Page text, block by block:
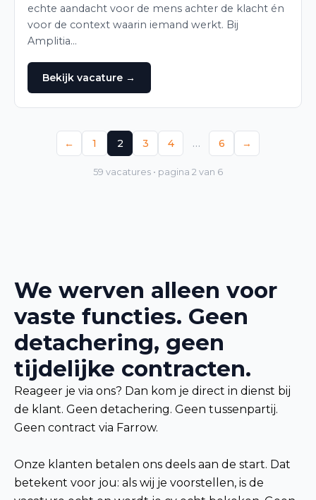
echte aandacht voor de mens achter de klacht én
voor de context waarin iemand werkt. Bij
Amplitia…
Bekijk vacature →
← 1 2 3 4 … 6 →
59 vacatures • pagina 2 van 6
We werven alleen voor
vaste functies. Geen
detachering, geen
tijdelijke contracten.
Reageer je via ons? Dan kom je direct in dienst bij
de klant. Geen detachering. Geen tussenpartij.
Geen contract via Farrow.
Onze klanten betalen ons deels aan de start. Dat
betekent voor jou: als wij je voorstellen, is de